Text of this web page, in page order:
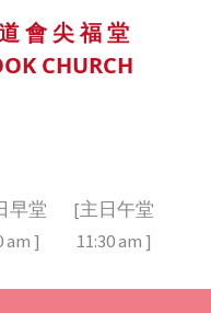
會 尖 福 堂
CHURCH
早堂
am ]
[主日午堂
11:30 am ]